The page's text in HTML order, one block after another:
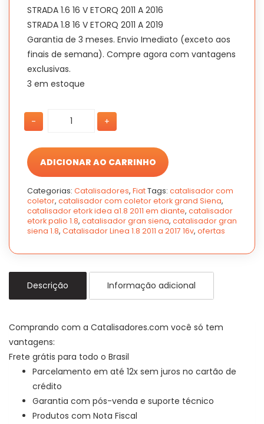
STRADA 1.6 16 V ETORQ 2011 A 2016
STRADA 1.8 16 V ETORQ 2011 A 2019
Garantia de 3 meses. Envio Imediato (exceto aos
finais de semana). Compre agora com vantagens
exclusivas.
3 em estoque
Catalisador
Linea
2011
a
2017
16v
quantidade
Catalisador
Linea
2011
a
2017
16v
quantidade
+
-
ADICIONAR AO CARRINHO
Categorias: Catalisadores, FiatTags: catalisador com
coletor, catalisador com coletor etork grand Siena,
catalisador etork idea a1.8 2011 em diante, catalisador
etork palio 1.8, catalisador gran siena, catalisador gran
siena 1.8, Catalisador Linea 1.8 2011 a 2017 16v, ofertas
Descrição Informação adicional
Comprando com a Catalisadores.com você só tem
vantagens:
Frete grátis para todo o Brasil
Parcelamento em até 12x sem juros no cartão de
crédito
Garantia com pós-venda e suporte técnico
Produtos com Nota Fiscal